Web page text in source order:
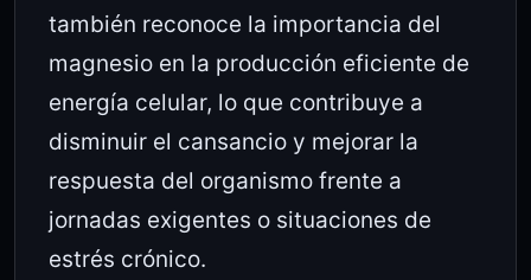
también reconoce la importancia del
magnesio en la producción eficiente de
energía celular, lo que contribuye a
disminuir el cansancio y mejorar la
respuesta del organismo frente a
jornadas exigentes o situaciones de
estrés crónico.